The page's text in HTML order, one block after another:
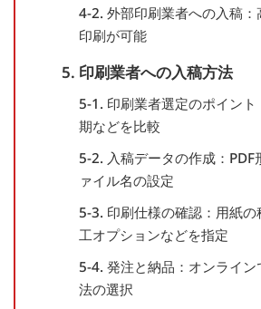
4-2. 外部印刷業者への入稿
印刷が可能
5. 印刷業者への入稿方法
5-1. 印刷業者選定のポイン
期などを比較
5-2. 入稿データの作成：PDF
ァイル名の設定
5-3. 印刷仕様の確認：用紙
工オプションなどを指定
5-4. 発注と納品：オンライ
法の選択